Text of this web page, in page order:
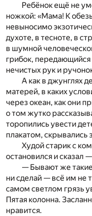
Ребёнок ещё не
ножкой: «Мама! К
невыносимо
духоте, в тесноте, в
в шумной
грибок, передающийся
нечистых рук и
А как в джунглях
матерей, в каких
через океан, как они
о том жутко
торопились увести
плакатом, скрывались
Худой старик с
остановился и сказал
— Бывают же
ни сделай — всё им не
самом светлом грязь
Пятая колонна.
нравится.